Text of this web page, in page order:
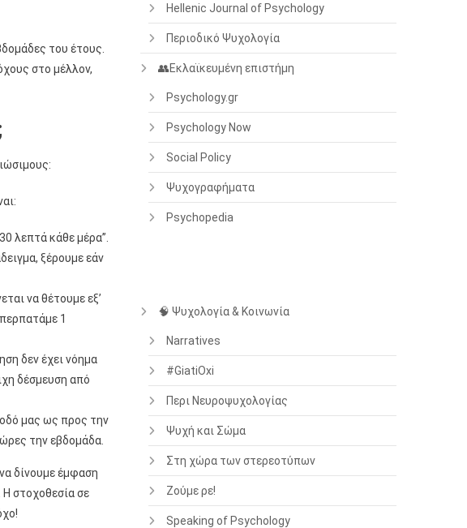
του έτους.
στο μέλλον,
λεπτά κάθε μέρα”.
ξέρουμε εάν
να θέτουμε εξ’
1
δεν έχει νόημα
δέσμευση από
μας ως προς την
την εβδομάδα.
δίνουμε έμφαση
Η στοχοθεσία σε
Hellenic Journal of Psychology
Περιοδικό Ψυχολογία
👥Εκλαϊκευμένη επιστήμη
Psychology.gr
Psychology Now
Social Policy
Ψυχογραφήματα
Psychopedia
🧠 Ψυχολογία & Κοινωνία
Narratives
#GiatiOxi
Περι Νευροψυχολογίας
Ψυχή και Σώμα
Στη χώρα των στερεοτύπων
Ζούμε ρε!
Speaking of Psychology